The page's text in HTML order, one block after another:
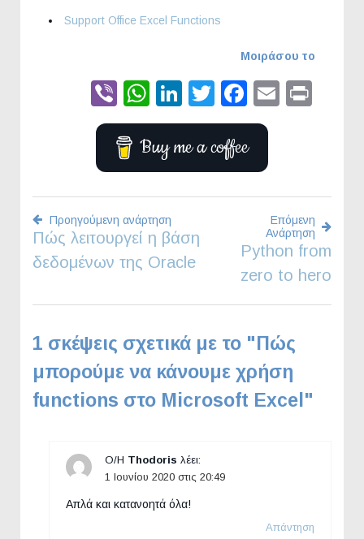
Support Office Excel Functions
Μοιράσου το
ViberWhatsApp
LinkedIn
TwitterEmail
Buy me a coffee
Πλοήγηση
Προηγούμενη ανάρτηση
Πώς λειτουργεί η βάση
δεδομένων της Oracle
Επόμενη
Ανάρτηση
Python from
zero to hero
1 σκέψεις σχετικά με το " Πώς
μπορούμε να κάνουμε χρήση
functions στο Microsoft Excel "
Ο/Η Thodoris λέει:
1 Ιουνίου 2020 στις 20:49
Απλά και κατανοητά όλα!
Απάντηση